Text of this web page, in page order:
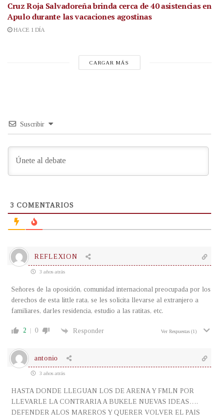
Cruz Roja Salvadoreña brinda cerca de 40 asistencias en
Apulo durante las vacaciones agostinas
HACE 1 DÍA
CARGAR MÁS
Suscribir
3 COMENTARIOS
REFLEXION
3 años atrás
Señores de la oposición, comunidad internacional preocupada por los
derechos de esta little rata, se les solicita llevarse al extranjero a
familiares, darles residencia, estudio a las ratitas, etc.
2 0 Responder Ver Respuestas (1)
antonio
3 años atrás
HASTA DONDE LLEGUAN LOS DE ARENA Y FMLN POR
LLEVARLE LA CONTRARIA A BUKELE NUEVAS IDEAS….
DEFENDER ALOS MAREROS Y QUERER VOLVER EL PAIS